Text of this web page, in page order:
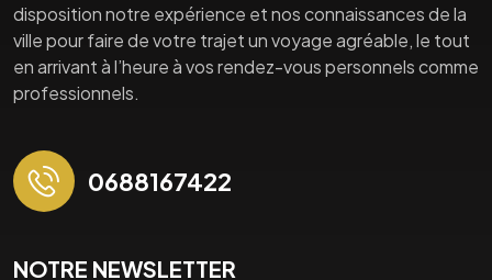
disposition notre expérience et nos connaissances de la
ville pour faire de votre trajet un voyage agréable, le tout
en arrivant à l’heure à vos rendez-vous personnels comme
professionnels.
0688167422
NOTRE NEWSLETTER